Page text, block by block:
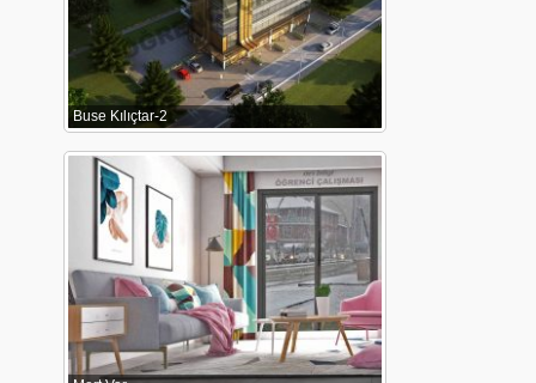
Buse Kılıçtar-2